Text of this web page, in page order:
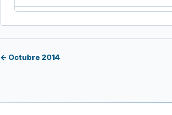
← Octubre 2014